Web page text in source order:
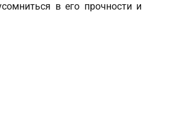
в его прочности и